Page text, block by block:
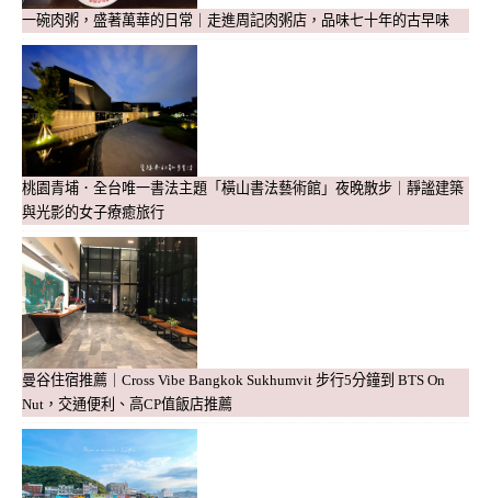
一碗肉粥，盛著萬華的日常｜走進周記肉粥店，品味七十年的古早味
桃園青埔．全台唯一書法主題「橫山書法藝術館」夜晚散步｜靜謐建築
與光影的女子療癒旅行
曼谷住宿推薦｜Cross Vibe Bangkok Sukhumvit 步行5分鐘到 BTS On
Nut，交通便利、高CP值飯店推薦